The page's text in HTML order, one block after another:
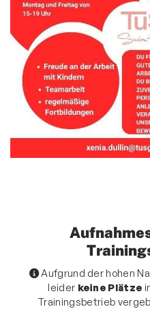
Aufgrund der hohen
leider keine Plätze
Trainingsbetrieb
Yoga
Zwiebelbühne
Mitglieder-Service
Verantwortung